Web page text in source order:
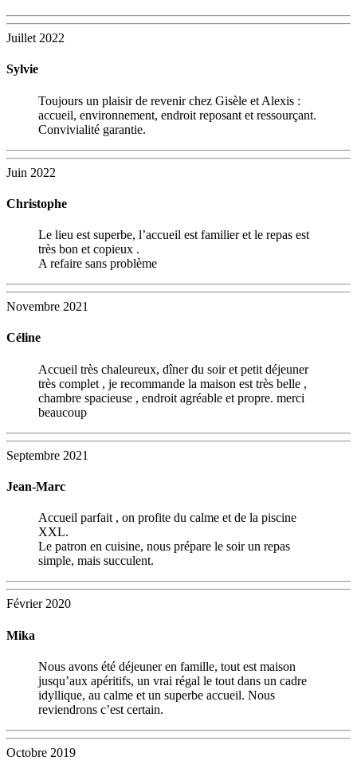
Juillet 2022
Sylvie
Toujours un plaisir de revenir chez Gisèle et Alexis :
accueil, environnement, endroit reposant et ressourçant.
Convivialité garantie.
Juin 2022
Christophe
Le lieu est superbe, l’accueil est familier et le repas est
très bon et copieux .
A refaire sans problème
Novembre 2021
Céline
Accueil très chaleureux, dîner du soir et petit déjeuner
très complet , je recommande la maison est très belle ,
chambre spacieuse , endroit agréable et propre. merci
beaucoup
Septembre 2021
Jean-Marc
Accueil parfait , on profite du calme et de la piscine
XXL.
Le patron en cuisine, nous prépare le soir un repas
simple, mais succulent.
Février 2020
Mika
Nous avons été déjeuner en famille, tout est maison
jusqu’aux apéritifs, un vrai régal le tout dans un cadre
idyllique, au calme et un superbe accueil. Nous
reviendrons c’est certain.
Octobre 2019